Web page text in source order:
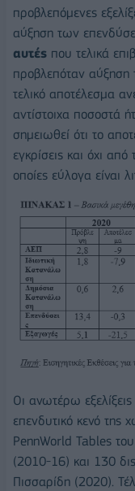
προβλεπόμενες
αύξηση των
αυτές που τελικά
προβλεπόταν
τελικό αποτέλεσμα
αντίστοιχα ποσοστά
σημειωθεί ότι το
εγκρίσεις και όχι
οποίες εύλογα είναι
Οι ανωτέρω
επενδυτικό κενό της
PennWorld Tables
(2010-16) και 130
Πισσαρίδη (2020).